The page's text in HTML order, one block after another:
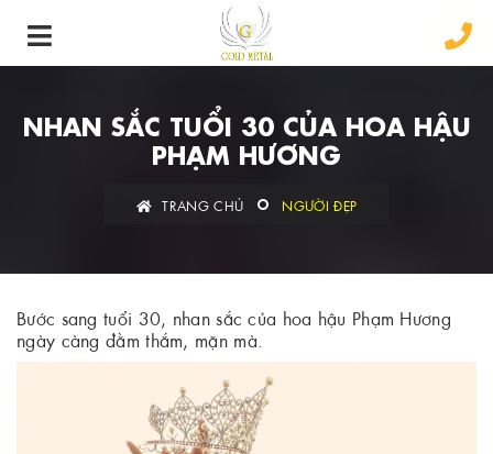
NHAN SẮC TUỔI 30 CỦA HOA HẬU
PHẠM HƯƠNG
TRANG CHỦ NGƯỜI ĐẸP
Bước sang tuổi 30, nhan sắc của hoa hậu Phạm Hương
ngày càng đằm thắm, mặn mà.